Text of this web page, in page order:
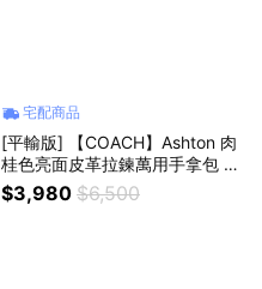
宅配商品
[平輸版] 【COACH】Ashton 肉
桂色亮面皮革拉鍊萬用手拿包 真
品平輸
$3,980 $6,500